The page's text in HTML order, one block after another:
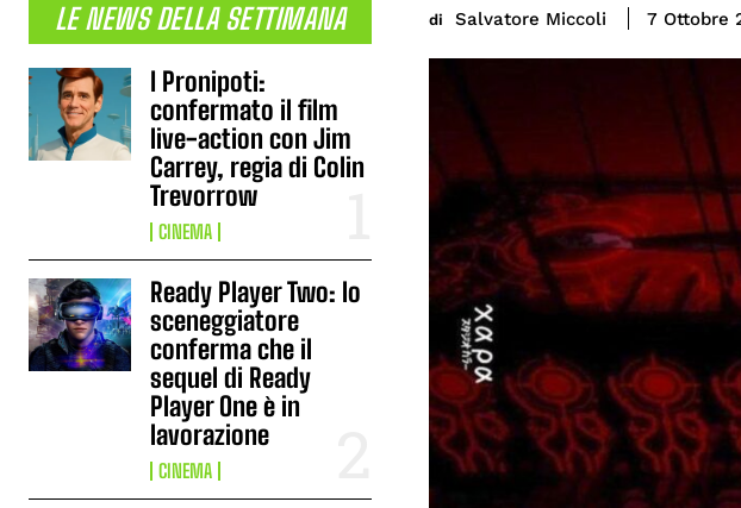
LE NEWS DELLA SETTIMANA
I Pronipoti:
confermato il film
live-action con Jim
Carrey, regia di Colin
Trevorrow
CINEMA
Ready Player Two: lo
sceneggiatore
conferma che il
sequel di Ready
Player One è in
lavorazione
CINEMA
di Salvatore Miccoli 7 Ottobre